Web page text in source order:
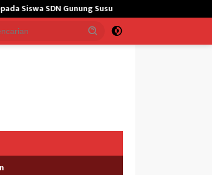
Gunung Susu Bangun Masjid,Satgas